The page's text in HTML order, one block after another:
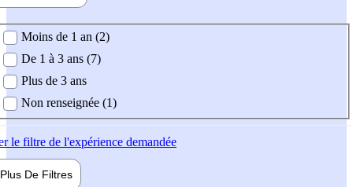
demandée
Moins de 1 an (2)
De 1 à 3 ans (7)
Plus de 3 ans
Non renseignée (1)
le filtre de l'expérience demandée
Plus De Filtres